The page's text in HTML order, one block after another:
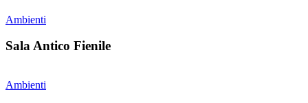
Ambienti
Sala Antico Fienile
Ambienti